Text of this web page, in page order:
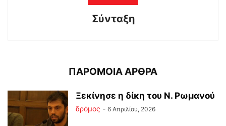
Σύνταξη
ΠΑΡΟΜΟΙΑ ΑΡΘΡΑ
Ξεκίνησε η δίκη του Ν. Ρωμανού
δρόμος - 6 Απριλίου, 2026